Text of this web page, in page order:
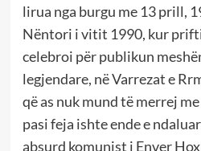
lirua nga burgu me 13 prill,
Nëntori i vitit 1990, kur
celebroi për publikun
legjendare, në Varrezat e
që as nuk mund të merrej
pasi feja ishte ende e
absurd komunist i Enver